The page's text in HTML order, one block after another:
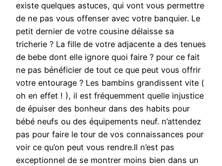
existe quelques astuces, qui vont vous permettre
de ne pas vous offenser avec votre banquier. Le
petit dernier de votre cousine délaisse sa
tricherie ? La fille de votre adjacente a des tenues
de bebe dont elle ignore quoi faire ? pour ce fait
ne pas bénéficier de tout ce que peut vous offrir
votre entourage ? Les bambins grandissent vite (
oh en effet ! ), il est fréquemment quelle injustice
de épuiser des bonheur dans des habits pour
bébé neufs ou des équipements neuf. n’attendez
pas pour faire le tour de vos connaissances pour
voir ce qu’on peut vous rendre.Il n’est pas
exceptionnel de se montrer moins bien dans un